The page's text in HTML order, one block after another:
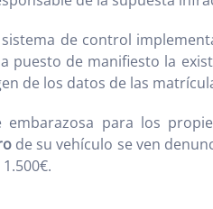
de control
puesto de manifiesto la
de los datos de las
embarazosa para los
de su vehículo se ven